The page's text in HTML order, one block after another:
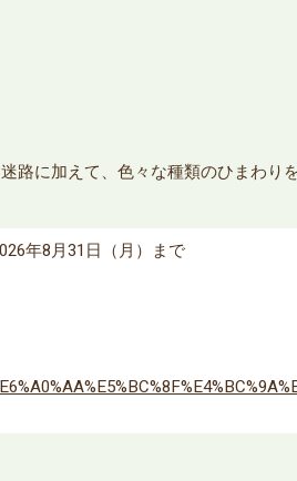
に加えて、色々な種類のひまわり
年8月31日（月）まで